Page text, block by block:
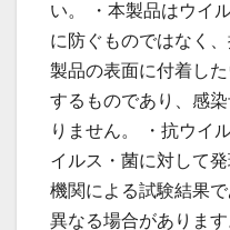
い。 ・本製品はウイ
に防ぐものではなく
製品の表面に付着し
するものであり、感
りません。 ・抗ウイ
イルス・菌に対して
機関による試験結果
異なる場合がありま